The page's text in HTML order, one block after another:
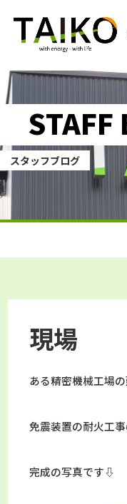
STAFF
スタッフブログ
現場
ある精密機械工場の
免震装置の耐火工事
完成の写真です⇩